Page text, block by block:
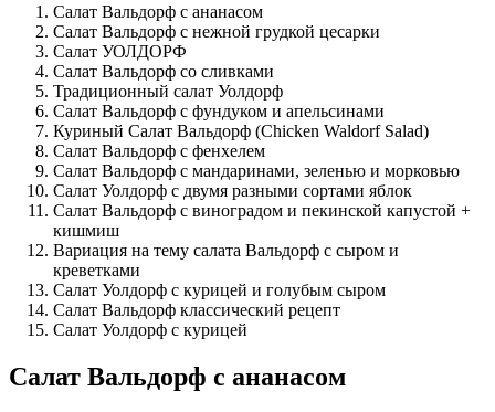
Салат Вальдорф с ананасом
Салат Вальдорф с нежной грудкой цесарки
Салат УОЛДОРФ
Салат Вальдорф со сливками
Традиционный салат Уолдорф
Салат Вальдорф с фундуком и апельсинами
Куриный Салат Вальдорф (Chicken Waldorf Salad)
Салат Вальдорф с фенхелем
Салат Вальдорф с мандаринами, зеленью и морковью
Салат Уолдорф с двумя разными сортами яблок
Салат Вальдорф с виноградом и пекинской капустой +
кишмиш
Вариация на тему салата Вальдорф с сыром и
креветками
Салат Уолдорф с курицей и голубым сыром
Салат Вальдорф классический рецепт
Салат Уолдорф с курицей
Салат Вальдорф с ананасом